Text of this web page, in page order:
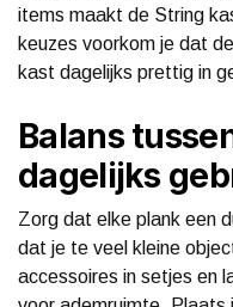
items maakt de String
keuzes voorkom je dat
kast dagelijks prettig in
Balans
dagelijks
Zorg dat elke plank een
dat je te veel kleine
accessoires in setjes en